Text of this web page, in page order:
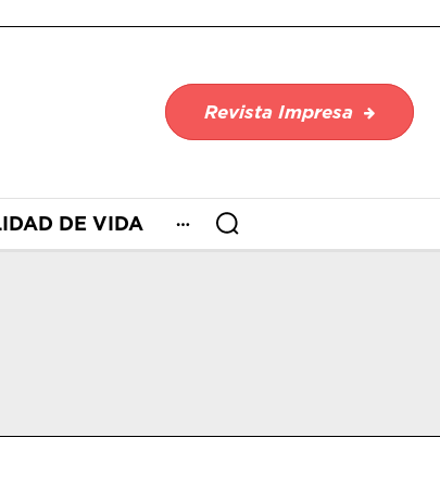
Revista Impresa
DE VIDA